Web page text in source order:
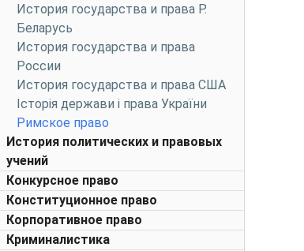
История государства и права Р.
Беларусь
История государства и права
России
История государства и права США
Історія держави і права України
Римское право
История политических и правовых
учений
Конкурсное право
Конституционное право
Корпоративное право
Криминалистика